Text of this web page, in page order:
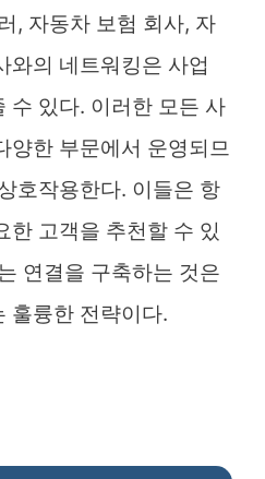
, 자동차 보험 회사, 자
와의 네트워킹은 사업
수 있다. 이러한 모든 사
양한 부문에서 운영되므
호작용한다. 이들은 항
한 고객을 추천할 수 있
연결을 구축하는 것은
훌륭한 전략이다.